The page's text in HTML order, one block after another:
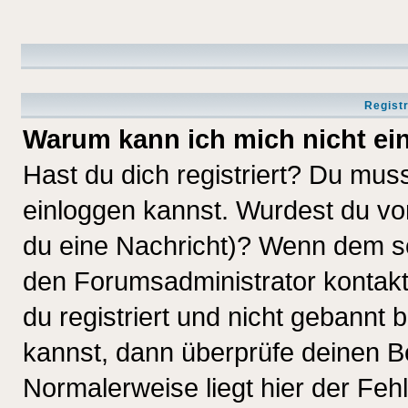
Warum kann ich mich nicht
Hast du dich registriert? Du
einloggen kannst. Wurdest du
du eine Nachricht)? Wenn dem
den Forumsadministrator
du registriert und nicht gebannt
kannst, dann überprüfe deinen
Normalerweise liegt hier der